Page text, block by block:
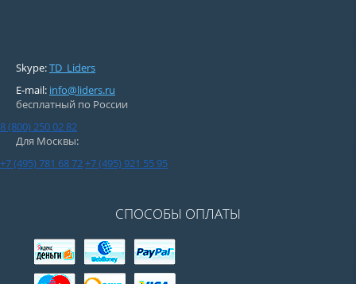
Skype:TD_Liders
E-mail: info@liders.ru
бесплатный по России
8 (800) 250 02 82
Для Москвы:
+7 (495) 781 68 72+7 (495) 921 55 95
СПОСОБЫ ОПЛАТЫ